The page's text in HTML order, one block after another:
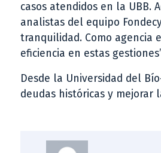
casos atendidos en la UBB.
analistas del equipo
tranquilidad. Como agencia
eficiencia en estas
Desde la Universidad del
deudas históricas y mejorar